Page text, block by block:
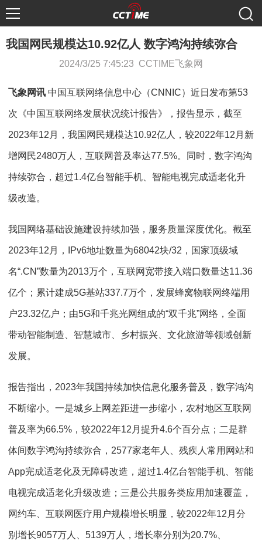
我国网民规模达10.92亿人 数字鸿沟持续弥合
2024/3/25 7:45:23 CCTIME飞象网
飞象网讯 中国互联网络信息中心（CNNIC）近日发布第53
次《中国互联网络发展状况统计报告》，报告显示，截至
2023年12月，我国网民规模达10.92亿人，较2022年12月新
增网民2480万人，互联网普及率达77.5%。同时，数字鸿沟
持续弥合，超过1.4亿台智能手机、智能电视完成适老化升
级改造。
我国网络基础设施建设持续加强，服务质量深度优化。截至
2023年12月，IPv6地址数量为68042块/32，国家顶级域
名“.CN”数量为2013万个，互联网宽带接入端口数量达11.36
亿个；累计建成5G基站337.7万个，发展蜂窝物联网终端用
户23.32亿户；由5G和千兆光网组成的“双千兆”网络，全面
带动智能制造、智慧城市、乡村振兴、文化旅游等领域创新
发展。
报告指出，2023年我国持续加快信息化服务普及，数字鸿沟
不断缩小。一是城乡上网差距进一步缩小，农村地区互联网
普及率为66.5%，较2022年12月提升4.6个百分点；二是群
体间数字鸿沟持续弥合，2577家老年人、残疾人常用网站和
App完成适老化及无障碍改造，超过1.4亿台智能手机、智能
电视完成适老化升级改造；三是公共服务类应用加速覆盖，
网约车、互联网医疗用户规模增长明显，较2022年12月分
别增长9057万人、5139万人，增长率分别为20.7%、